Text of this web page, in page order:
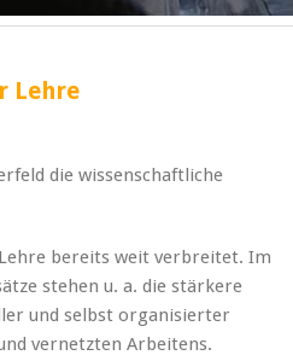
Lehre
die wissenschaftliche
bereits weit verbreitet. Im
stehen u. a. die stärkere
und selbst organisierter
vernetzten Arbeitens.